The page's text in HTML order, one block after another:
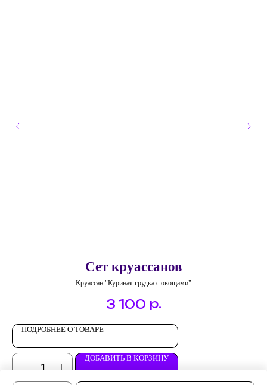
Сет круассанов
Круассан "Куриная грудка с овощами"
Круассан "Капрезе"
Круассан "Запеченый перец и бекон"
3 100 р.
ПОДРОБНЕЕ О ТОВАРЕ
ДОБАВИТЬ В КОРЗИНУ